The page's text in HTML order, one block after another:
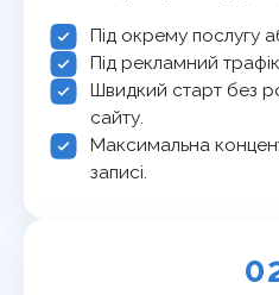
Під окрему послугу
Під рекламний
Швидкий старт без
сайту.
Максимальна
записі.